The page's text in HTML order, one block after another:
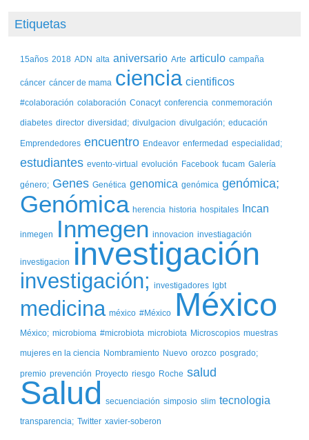
Etiquetas
15años 2018 ADN alta aniversario Arte articulo campaña
cáncer cáncer de mama ciencia cientificos
#colaboración colaboración Conacyt conferencia conmemoración
diabetes director diversidad; divulgacion divulgación; educación
Emprendedores encuentro Endeavor enfermedad especialidad;
estudiantes evento-virtual evolución Facebook fucam Galería
género; Genes Genética genomica genómica genómica;
Genómica herencia historia hospitales Incan
inmegen Inmegen innovacion investiagación
investigacion investigación
investigación; investigadores lgbt
medicina méxico #México México
México; microbioma #microbiota microbiota Microscopios muestras
mujeres en la ciencia Nombramiento Nuevo orozco posgrado;
premio prevención Proyecto riesgo Roche salud
Salud secuenciación simposio slim tecnologia
transparencia; Twitter xavier-soberon